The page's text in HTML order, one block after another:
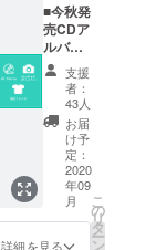
■今秋発
売CDア
ルバム■
ランダ
ムピン
チェキ
（サイ
ン入
り）■限
定Tシャ
ツ（ク
ラファ
ン限定
デザイ
支援
者：
43人
お届
け予
定：
2020
年09
月
詳細を見る
こ
の
リ
タ
ー
ン